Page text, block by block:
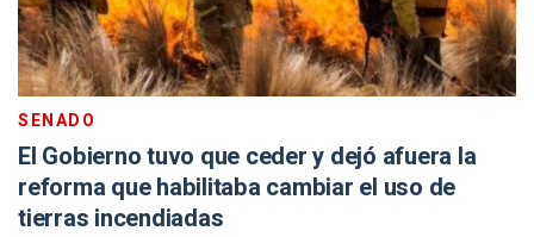
SENADO
El Gobierno tuvo que ceder y dejó afuera la
reforma que habilitaba cambiar el uso de
tierras incendiadas